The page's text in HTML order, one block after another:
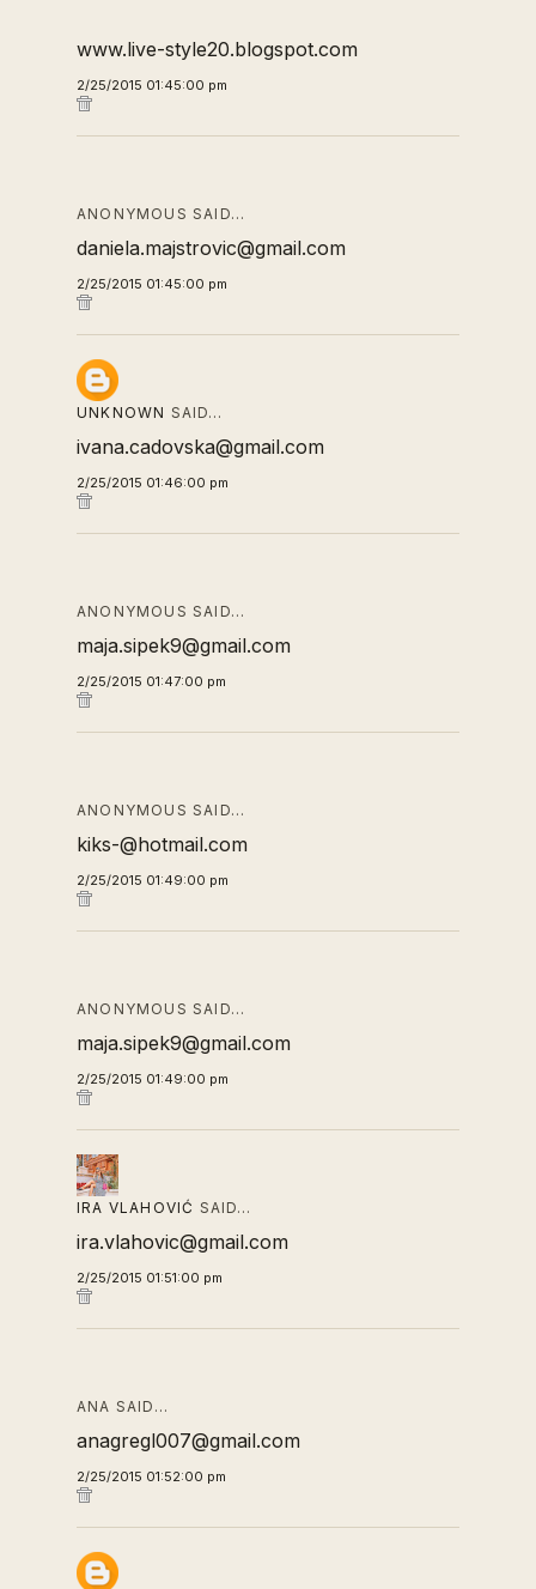
www.live-style20.blogspot.com
2/25/2015 01:45:00 pm
ANONYMOUS SAID…
daniela.majstrovic@gmail.com
2/25/2015 01:45:00 pm
UNKNOWN SAID…
ivana.cadovska@gmail.com
2/25/2015 01:46:00 pm
ANONYMOUS SAID…
maja.sipek9@gmail.com
2/25/2015 01:47:00 pm
ANONYMOUS SAID…
kiks-@hotmail.com
2/25/2015 01:49:00 pm
ANONYMOUS SAID…
maja.sipek9@gmail.com
2/25/2015 01:49:00 pm
IRA VLAHOVIĆ SAID…
ira.vlahovic@gmail.com
2/25/2015 01:51:00 pm
ANA SAID…
anagregl007@gmail.com
2/25/2015 01:52:00 pm